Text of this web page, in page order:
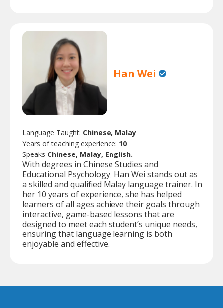
Han Wei
Language Taught: Chinese, Malay
Years of teaching experience: 10
Speaks Chinese, Malay, English.
With degrees in Chinese Studies and
Educational Psychology, Han Wei stands out as
a skilled and qualified Malay language trainer. In
her 10 years of experience, she has helped
learners of all ages achieve their goals through
interactive, game-based lessons that are
designed to meet each student’s unique needs,
ensuring that language learning is both
enjoyable and effective.